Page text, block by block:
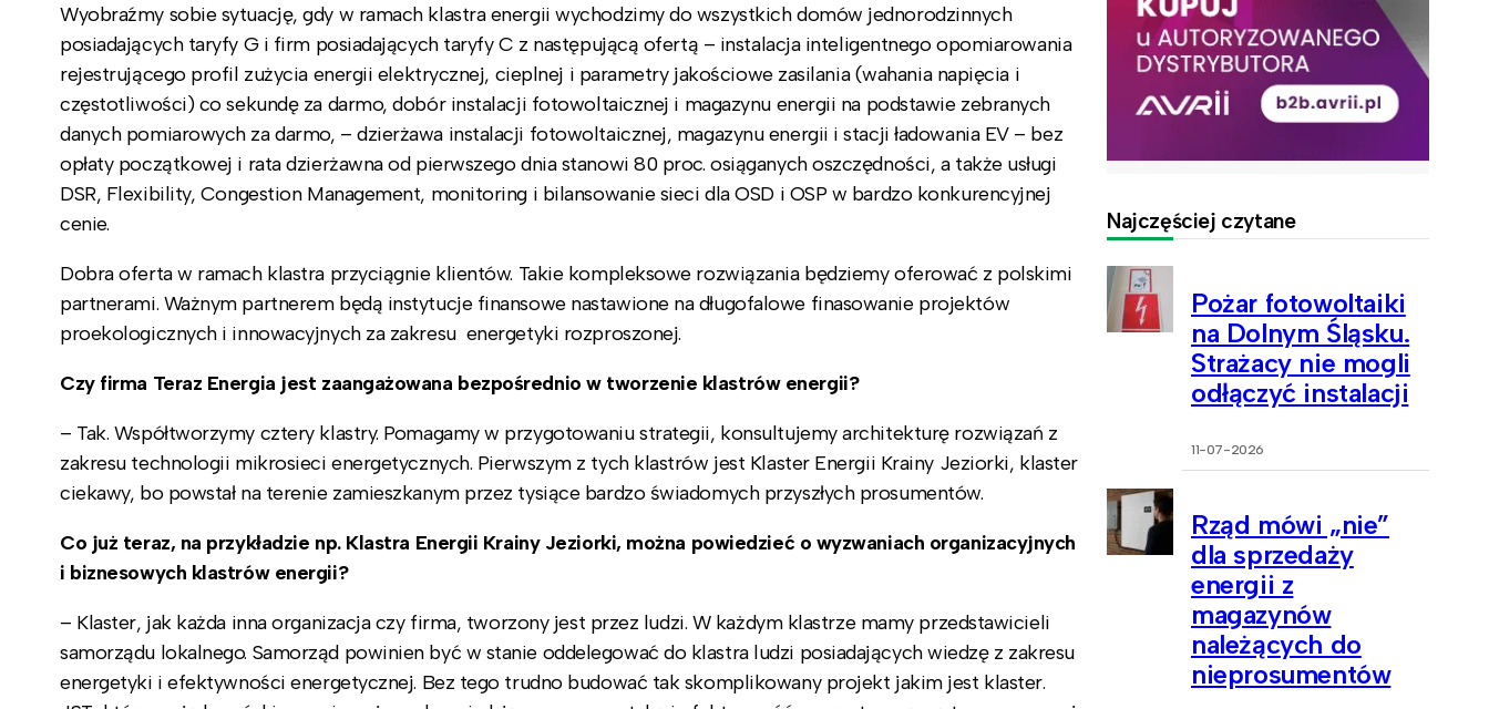
Wyobraźmy sobie sytuację, gdy w ramach klastra energii wychodzimy do wszystkich domów jednorodzinnych
posiadających taryfy G i firm posiadających taryfy C z następującą ofertą – instalacja inteligentnego opomiarowania
rejestrującego profil zużycia energii elektrycznej, cieplnej i parametry jakościowe zasilania (wahania napięcia i
częstotliwości) co sekundę za darmo, dobór instalacji fotowoltaicznej i magazynu energii na podstawie zebranych
danych pomiarowych za darmo, – dzierżawa instalacji fotowoltaicznej, magazynu energii i stacji ładowania EV – bez
opłaty początkowej i rata dzierżawna od pierwszego dnia stanowi 80 proc. osiąganych oszczędności, a także usługi
DSR, Flexibility, Congestion Management, monitoring i bilansowanie sieci dla OSD i OSP w bardzo konkurencyjnej
cenie.
Dobra oferta w ramach klastra przyciągnie klientów. Takie kompleksowe rozwiązania będziemy oferować z polskimi
partnerami. Ważnym partnerem będą instytucje finansowe nastawione na długofalowe finasowanie projektów
proekologicznych i innowacyjnych za zakresu energetyki rozproszonej.
Czy firma Teraz Energia jest zaangażowana bezpośrednio w tworzenie klastrów energii?
– Tak. Współtworzymy cztery klastry. Pomagamy w przygotowaniu strategii, konsultujemy architekturę rozwiązań z
zakresu technologii mikrosieci energetycznych. Pierwszym z tych klastrów jest Klaster Energii Krainy Jeziorki, klaster
ciekawy, bo powstał na terenie zamieszkanym przez tysiące bardzo świadomych przyszłych prosumentów.
Co już teraz, na przykładzie np. Klastra Energii Krainy Jeziorki, można powiedzieć o wyzwaniach organizacyjnych
i biznesowych klastrów energii?
– Klaster, jak każda inna organizacja czy firma, tworzony jest przez ludzi. W każdym klastrze mamy przedstawicieli
samorządu lokalnego. Samorząd powinien być w stanie oddelegować do klastra ludzi posiadających wiedzę z zakresu
energetyki i efektywności energetycznej. Bez tego trudno budować tak skomplikowany projekt jakim jest klaster.
Najczęściej czytane
Pożar fotowoltaiki
na Dolnym Śląsku.
Strażacy nie mogli
odłączyć instalacji
11-07-2026
Rząd mówi „nie”
dla sprzedaży
energii z
magazynów
należących do
nieprosumentów